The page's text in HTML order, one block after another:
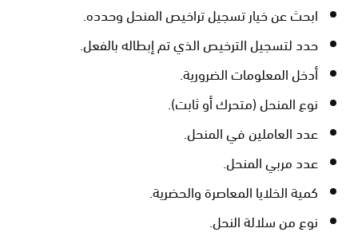
ابحث عن خيار تسجيل تراخيص المنحل وحدده.
حدد لتسجيل الترخيص الذي تم إبطاله بالفعل.
أدخل المعلومات الضرورية.
نوع المنحل (متحرك أو ثابت).
عدد العاملين في المنحل.
عدد مربي المنحل.
كمية الخلايا المعاصرة والحضرية.
نوع من سلالة النحل.